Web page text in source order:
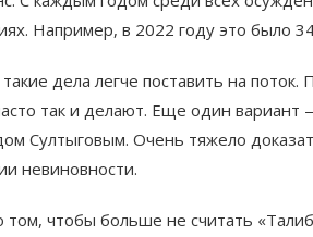
Например, в 2022 году это было
дела легче поставить на
так и делают. Еще один
Султыговым. Очень тяжело
невиновности.
чтобы больше не считать